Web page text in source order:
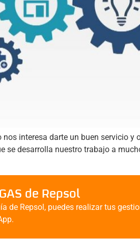
nos interesa darte un buen servicio
se desarrolla nuestro trabajo a
de Repsol
de Repsol, puedes realizar tus